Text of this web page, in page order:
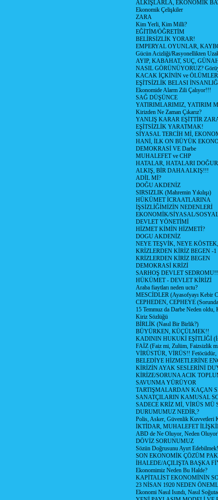
ALKIŞLARLA, EKONOMİK
Ekonomik Çelişkiler
ZARA
Kim Yerli, Kim Milli?
EĞİTİM/ÖĞRETİM
BELİRSİZLİK YORAR!
EMPERYAL OYUNLAR,
Gücün Acizliği/Rasyonellikten
AYIP, KABAHAT, SUÇ,
NASIL GÖRÜNÜYORUZ?
KACAK İÇKİNİN ve
EŞİTSİZLİK BELASI
Ekonomide Alarm Zili Çalıyor!!!
SAĞ DÜŞÜNCE
YATIRIMLARIMIZ, YATIRIM
Kirizden Ne Zaman Çıkarız?
YANLIŞ KARAR EŞİTTİR
EŞİTSİZLİK YARATMAK!
SİYASAL TERCİH Mİ,
HANİ, İLK ON BÜYÜK
DEMOKRASİ VE Darbe
MUHALEFET ve CHP
HATALAR, HATALARI
ALKIŞ, BİR DAHA ALKIŞ!!!
ADİL Mİ?
DOĞU AKDENİZ
SIRSIZLIK (Mahremin Yıkılışı)
HÜKÜMET İCRAATLARINA
İŞSİZLİĞİMİZİN NEDENLERİ
EKONOMİK/SİYASAL/
DEVLET YÖNETİMİ
HİZMET KİMİN HİZMETİ?
DOGU AKDENİZ
NEYE TEŞVİK, NEYE
KRİZLERDEN KİRİZ BEGEN -1
KRİZLERDEN KİRİZ BEGEN
DEMOKRASİ KRİZİ
SARHOŞ DEVLET SEDROMU!!
HÜKÜMET - DEVLET KİRİZİ
Araba fiaytları neden uctu?
MESCİDLER (Ayasofyayı Kebir
CEPHEDEN, CEPHEYE
15 Temmuz da Darbe Neden oldu,
Kiriz Sözlüğü
BİRLİK (Nasıl Bir Birlik?)
BÜYÜRKEN, KÜÇÜLMEK!!
KADININ HUKUKİ EŞİTLİĞİ
FAİZ (Faiz mi, Zulüm, Faizsizlik
VİRÜSTÜR, VİRÜS!! Fetöcüdür,
BELEDİYE HİZMETLERİNE
KİRİZİN AYAK SESLERİNİ
KİRİZE/SORUNA ACIK
SAVUNMA YÜRÜYOR
TARTIŞMALARDAN KAÇAN
SANATÇILARIN KAMUSAL
SADECE KRİZ Mİ, VİRÜS MÜ
DURUMUMUZ NEDİR,?
Polis, Asker, Güvenlik Kuvvetleri
İKTİDAR, MUHALEFET
ABD de Ne Oluyor, Neden
DÖVİZ SORUNUMUZ
Sözün Doğrusunu Ayırt Edebilmek!
SON EKONOMİK ÇÖZÜM
İHALEDE/AÇILIŞTA BAŞKA
Ekonomimiz Neden Bu Halde?
KAPİTALİST EKONOMİNİN
23 NİSAN 1920 NEDEN
Ekonomi Nasıl Isındı, Nasıl